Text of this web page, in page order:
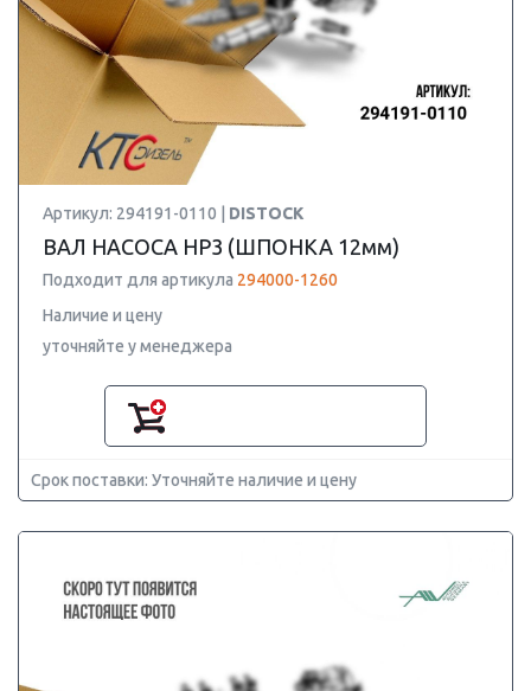
Артикул: 294191-0110 | DISTOCK
ВАЛ НАСОСА HP3 (ШПОНКА 12мм)
Подходит для артикула 294000-1260
Наличие и цену
уточняйте у менеджера
Срок поставки: Уточняйте наличие и цену